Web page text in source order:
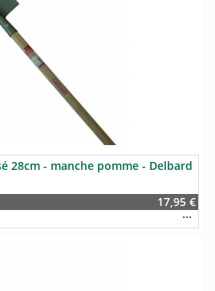
28cm - manche pomme - Delbard
17,95 €